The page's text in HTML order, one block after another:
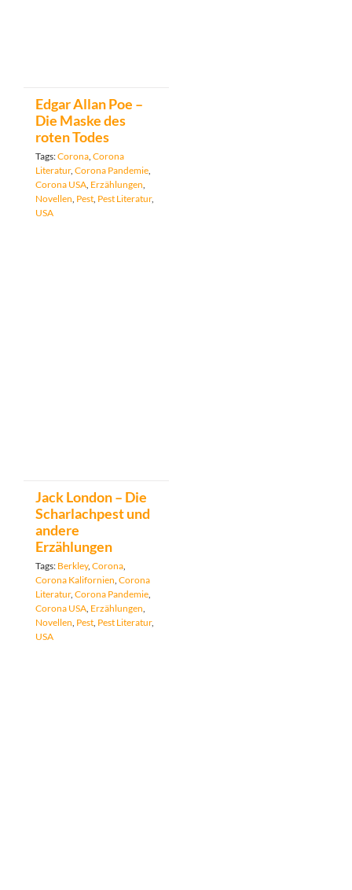
Edgar Allan Poe –
Die Maske des
roten Todes
Tags:Corona, Corona
Literatur, Corona Pandemie,
Corona USA, Erzählungen,
Novellen, Pest, Pest Literatur,
USA
Jack London – Die
Scharlachpest und
andere
Erzählungen
Tags: Berkley, Corona,
Corona Kalifornien, Corona
Literatur, Corona Pandemie,
Corona USA, Erzählungen,
Novellen, Pest, Pest Literatur,
USA